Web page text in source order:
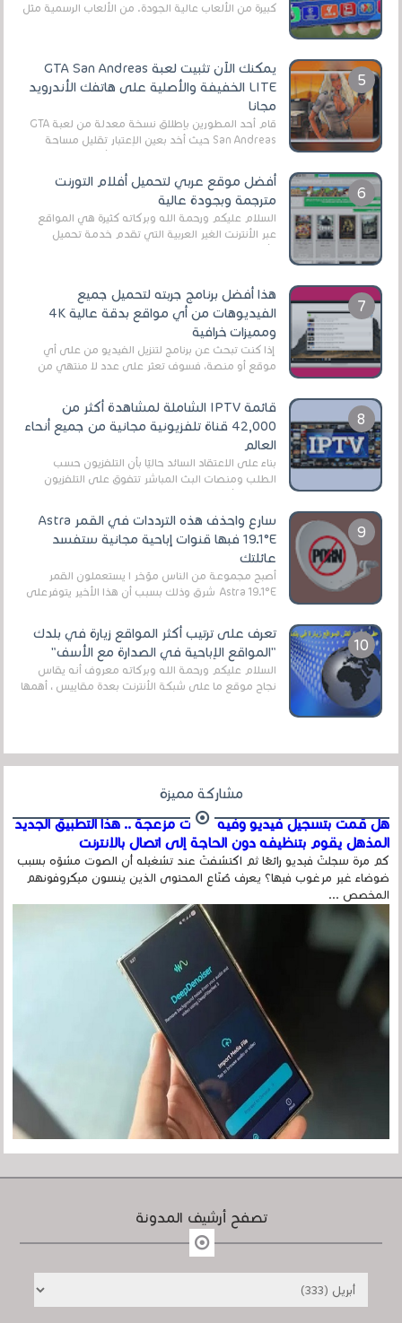
كبيرة من الألعاب عالية الجودة. من الألعاب الرسمية مثل
يمكنك الآن تثبيت لعبة GTA San Andreas
LITE الخفيفة والأصلية على هاتفك الأندرويد
مجانا
قام أحد المطورين بإطلاق نسخة معدلة من لعبة GTA
San Andreas حيث أخد بعين الإعتبار تقليل مساحة
أفضل موقع عربي لتحميل أفلام التورنت
مترجمة وبجودة عالية
السلام عليكم ورحمة الله وبركاته كثيرة هي المواقع
عبر الأنترنت الغير العربية التي تقدم خدمة تحميل
هذا أفضل برنامج جربته لتحميل جميع
الفيديوهات من أي مواقع بدقة عالية 4K
ومميزات خرافية
إذا كنت تبحث عن برنامج لتنزيل الفيديو من على أي
موقع أو منصة، فسوف تعثر على عدد لا منتهي من
قائمة IPTV الشاملة لمشاهدة أكثر من
42,000 قناة تلفزيونية مجانية من جميع أنحاء
العالم
بناءً على الاعتقاد السائد حاليًا بأن التلفزيون حسب
الطلب ومنصات البث المباشر تتفوق على التلفزيون
سارع واحذف هذه الترددات في القمر Astra
19.1°E فبها قنوات إباحية مجانية ستفسد
عائلتك
أصبح مجموعة من الناس مؤخر ا يستعملون القمر
Astra 19.1°E شرق وذلك بسبب أن هذا الأخير يتوفرعلى
تعرف على ترتيب أكثر المواقع زيارة في بلدك
"المواقع الإباحية في الصدارة مع الأسف"
السلام عليكم ورحمة الله وبركاته معروف أنه يقاس
نجاح موقع ما على شبكة الأنترنت بعدة مقاييس ، أهمها
مشاركة مميزة
هل قمت بتسجيل فيديو وفيه أصوت مزعجة .. هذا التطبيق الجديد
المذهل يقوم بتنظيفه دون الحاجة إلى اتصال بالإنترنت
كم مرة سجلتَ فيديو رائعًا ثم اكتشفتَ عند تشغيله أن الصوت مشوّه بسبب
ضوضاء غير مرغوب فيها؟ يعرف صُنّاع المحتوى الذين ينسون ميكروفونهم
المخصص ...
تصفح أرشيف المدونة